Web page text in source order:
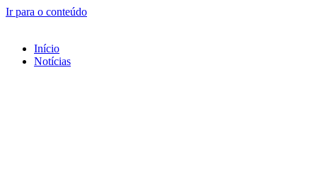
Ir para o conteúdo
Início
Notícias